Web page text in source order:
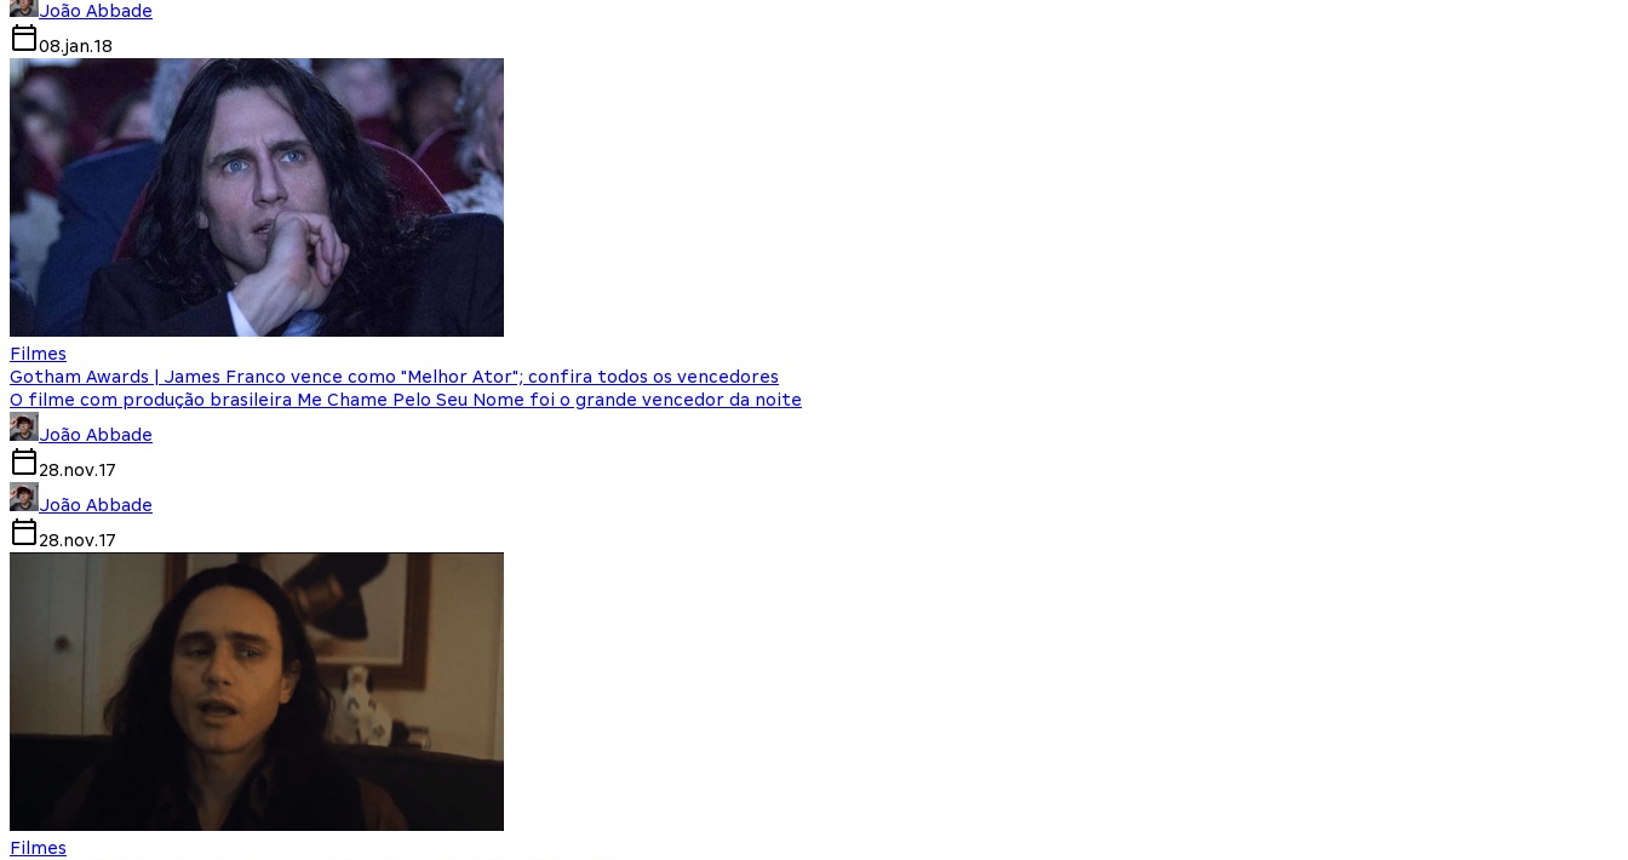
João Abbade
08.jan.18
Filmes
Gotham Awards | James Franco vence como "Melhor Ator"; confira todos os vencedores
O filme com produção brasileira Me Chame Pelo Seu Nome foi o grande vencedor da noite
João Abbade
28.nov.17
João Abbade
28.nov.17
Filmes